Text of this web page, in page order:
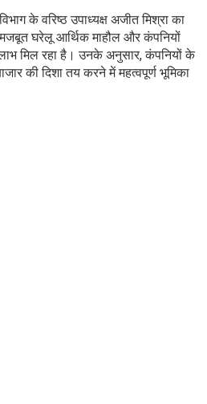
के वरिष्ठ उपाध्यक्ष अजीत मिश्रा का
मजबूत घरेलू आर्थिक माहौल और कंपनियों
मिल रहा है। उनके अनुसार, कंपनियों के
की दिशा तय करने में महत्वपूर्ण भूमिका